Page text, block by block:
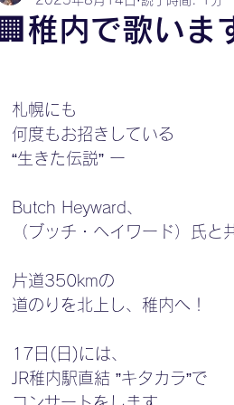
🏢稚内で歌いま
札幌にも
何度もお招きしている
“生きた伝説” ー
Butch Heyward、
（ブッチ・ヘイワード）氏と
片道350kmの
道のりを北上し、稚内へ！
17日(日)には、
JR稚内駅直結 ”キタカラ”で